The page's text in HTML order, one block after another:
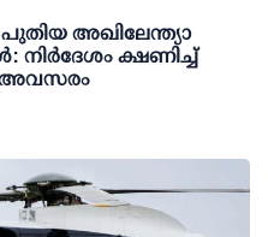
അഖിലേന്ത്യാ
നിര്‍ദേശം ക്ഷണിച്ച്
അവസരം